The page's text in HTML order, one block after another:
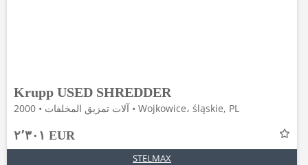
Krupp USED SHREDDER
آلات تمزيق المخلفات • 2000 • Wojkowice، śląskie, PL
٢٬٣٠١ EUR
STELMAX